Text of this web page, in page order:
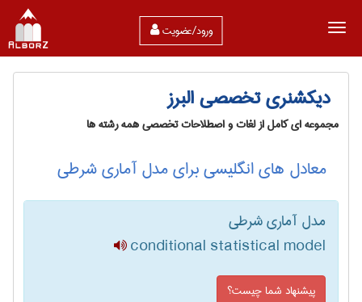
ورود/عضویت
دیکشنری تخصصی البرز
مجموعه ای کامل از لغات و اصطلاحات تخصصی همه رشته ها
معادل های انگلیسی برای مدل آماری شرطی
مدل آماری شرطی
conditional statistical model
پیشنهاد شما چیست؟